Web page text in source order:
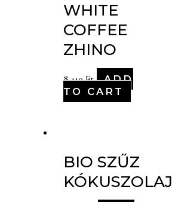
WHITE
COFFEE
ZHINO
8,110Ft
ADD
TO CART
BIO SZŰZ
KÓKUSZOLAJ